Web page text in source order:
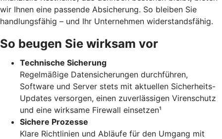
wir Ihnen eine passende Absicherung. So bleiben Sie
handlungsfähig – und Ihr Unternehmen widerstandsfähig.
So beugen Sie wirksam vor
Technische Sicherung
Regelmäßige Datensicherungen durchführen,
Software und Server stets mit aktuellen Sicherheits-
Updates versorgen, einen zuverlässigen Virenschutz
und eine wirksame Firewall einsetzen¹
Sichere Prozesse
Klare Richtlinien und Abläufe für den Umgang mit